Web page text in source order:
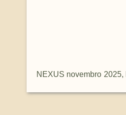
NEXUS novembro 2025,